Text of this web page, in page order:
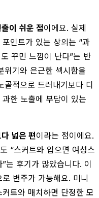
이 쉬운 점이에요. 실제
인트가 있는 상의는 “과
꾸민 느낌이 난다”는 반
위기와 은근한 섹시함을
골적으로 드러내기보다 디
한 노출에 부담이 있는
넓은 편이라는 점이에요.
“스커트와 입으면 여성스
는 후기가 많았습니다. 이
변주가 가능해요. 미니
트와 매치하면 단정한 모